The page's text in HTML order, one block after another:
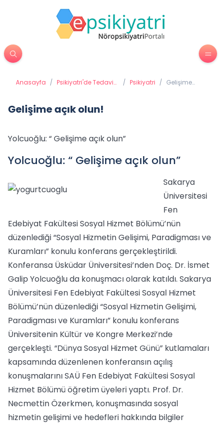
Anasayfa / Psikiyatri'de Tedavi
/ Psikiyatri / Gelişime
Gelişime açık olun!
Yolcuoğlu: “ Gelişime açık olun”
Yolcuoğlu: “ Gelişime açık olun”
Sakarya
Üniversitesi
Fen
Edebiyat Fakültesi Sosyal Hizmet Bölümü’nün
düzenlediği “Sosyal Hizmetin Gelişimi, Paradigması ve
Kuramları” konulu konferans gerçekleştirildi.
Konferansa Üsküdar Üniversitesi’nden Doç. Dr. İsmet
Galip Yolcuoğlu da konuşmacı olarak katıldı. Sakarya
Üniversitesi Fen Edebiyat Fakültesi Sosyal Hizmet
Bölümü’nün düzenlediği “Sosyal Hizmetin Gelişimi,
Paradigması ve Kuramları” konulu konferans
Üniversitenin Kültür ve Kongre Merkezi’nde
gerçekleşti. “Dünya Sosyal Hizmet Günü” kutlamaları
kapsamında düzenlenen konferansın açılış
konuşmalarını SAÜ Fen Edebiyat Fakültesi Sosyal
Hizmet Bölümü öğretim üyeleri yaptı. Prof. Dr.
Necmettin Özerkmen, konuşmasında sosyal
hizmetin gelişimi ve hedefleri hakkında bilgiler